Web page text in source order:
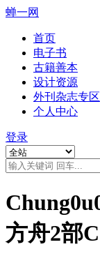
蝉一网
首页
电子书
古籍善本
设计资源
外刊杂志专区
个人中心
登录
方舟2部